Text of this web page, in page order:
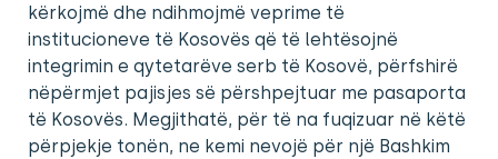
kërkojmë dhe ndihmojmë veprime të
institucioneve të Kosovës që të lehtësojnë
integrimin e qytetarëve serb të Kosovë, përfshirë
nëpërmjet pajisjes së përshpejtuar me pasaporta
të Kosovës. Megjithatë, për të na fuqizuar në këtë
përpjekje tonën, ne kemi nevojë për një Bashkim